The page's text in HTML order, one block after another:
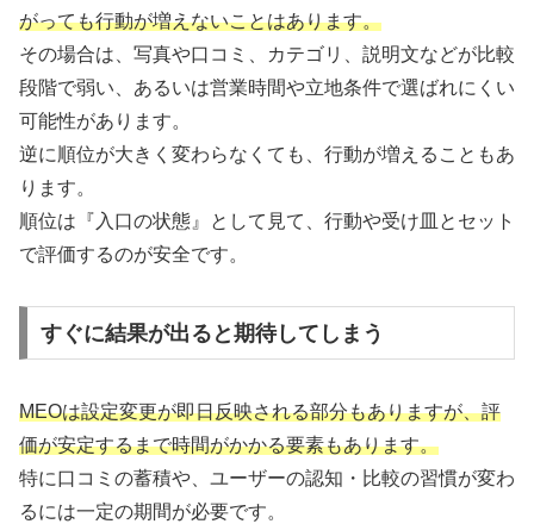
がっても行動が増えないことはあります。
その場合は、写真や口コミ、カテゴリ、説明文などが比較
段階で弱い、あるいは営業時間や立地条件で選ばれにくい
可能性があります。
逆に順位が大きく変わらなくても、行動が増えることもあ
ります。
順位は『入口の状態』として見て、行動や受け皿とセット
で評価するのが安全です。
すぐに結果が出ると期待してしまう
MEOは設定変更が即日反映される部分もありますが、評
価が安定するまで時間がかかる要素もあります。
特に口コミの蓄積や、ユーザーの認知・比較の習慣が変わ
るには一定の期間が必要です。